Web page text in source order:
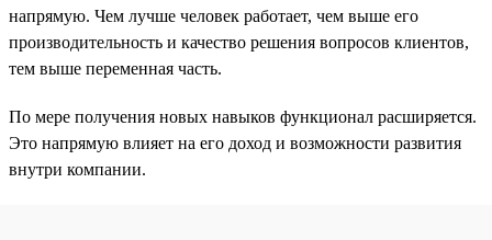
напрямую. Чем лучше человек работает, чем выше его
производительность и качество решения вопросов клиентов,
тем выше переменная часть.
По мере получения новых навыков функционал расширяется.
Это напрямую влияет на его доход и возможности развития
внутри компании.